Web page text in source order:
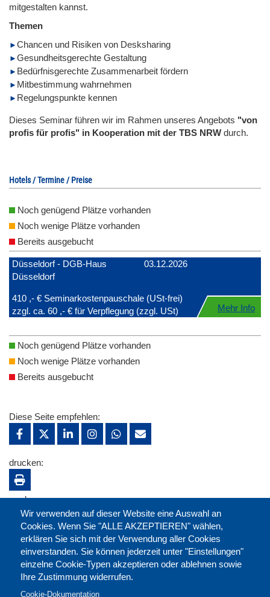
mitgestalten kannst.
Themen
Chancen und Risiken von Desksharing
Gesundheitsgerechte Gestaltung
Bedürfnisgerechte Zusammenarbeit fördern
Mitbestimmung wahrnehmen
Regelungspunkte kennen
Dieses Seminar führen wir im Rahmen unseres Angebots "von
profis für profis" in Kooperation mit der TBS NRW durch.
Hotels / Termine / Preise
Noch genügend Plätze vorhanden
Noch wenige Plätze vorhanden
Bereits ausgebucht
Düsseldorf - DGB-Haus
Düsseldorf
03.12.2026
410 ,- € Seminarkostenpauschale (USt-frei)
zzgl. ca. 60 ,- € für Verpflegung (zzgl. USt)
Mehr Info
Noch genügend Plätze vorhanden
Noch wenige Plätze vorhanden
Bereits ausgebucht
Wir verwenden auf dieser Website eine Auswahl an
Cookies. Wenn Sie "ALLE AKZEPTIEREN" wählen,
erklären Sie sich mit der Verwendung aller Cookies
einverstanden. Sie können jederzeit unter "Einstellungen"
einzelne Cookie-Typen akzeptieren oder ablehnen sowie
Ihre Zustimmung widerrufen.
Cookie-Dokumentation
Diese Seite empfehlen:
drucken:
merken: